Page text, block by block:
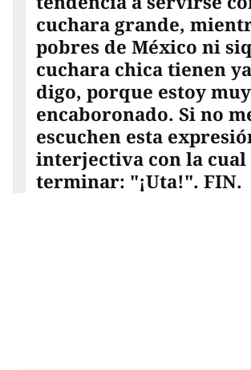
cuchara grande,
pobres de México ni
cuchara chica tienen
digo, porque estoy muy
encaboronado. Si no
escuchen esta
interjectiva con la cual
terminar: "¡Uta!". FIN.